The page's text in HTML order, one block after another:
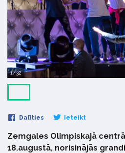
1/32
Dalīties Ieteikt
Zemgales Olimpiskajā
18.augustā, norisinājās